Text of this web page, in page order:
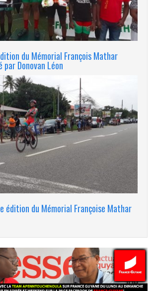
du Mémorial François Mathar
Donovan Léon
édition du Mémorial Françoise Mathar